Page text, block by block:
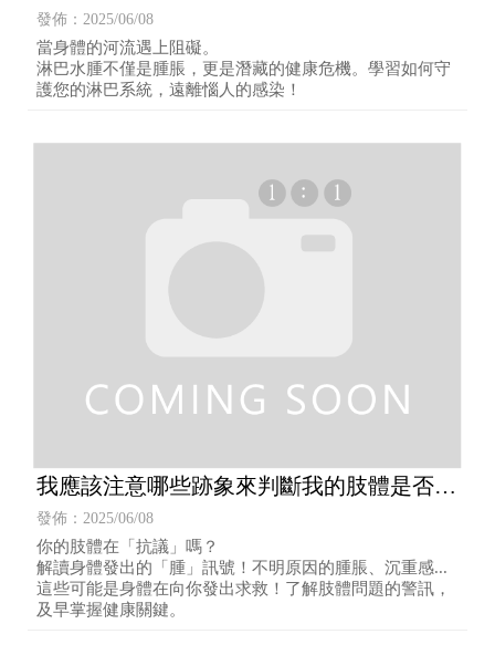
發佈：2025/06/08
當身體的河流遇上阻礙。
淋巴水腫不僅是腫脹，更是潛藏的健康危機。學習如何守
護您的淋巴系統，遠離惱人的感染！
我應該注意哪些跡象來判斷我的肢體是否出
現問題？
發佈：2025/06/08
你的肢體在「抗議」嗎？
解讀身體發出的「腫」訊號！不明原因的腫脹、沉重感...
這些可能是身體在向你發出求救！了解肢體問題的警訊，
及早掌握健康關鍵。